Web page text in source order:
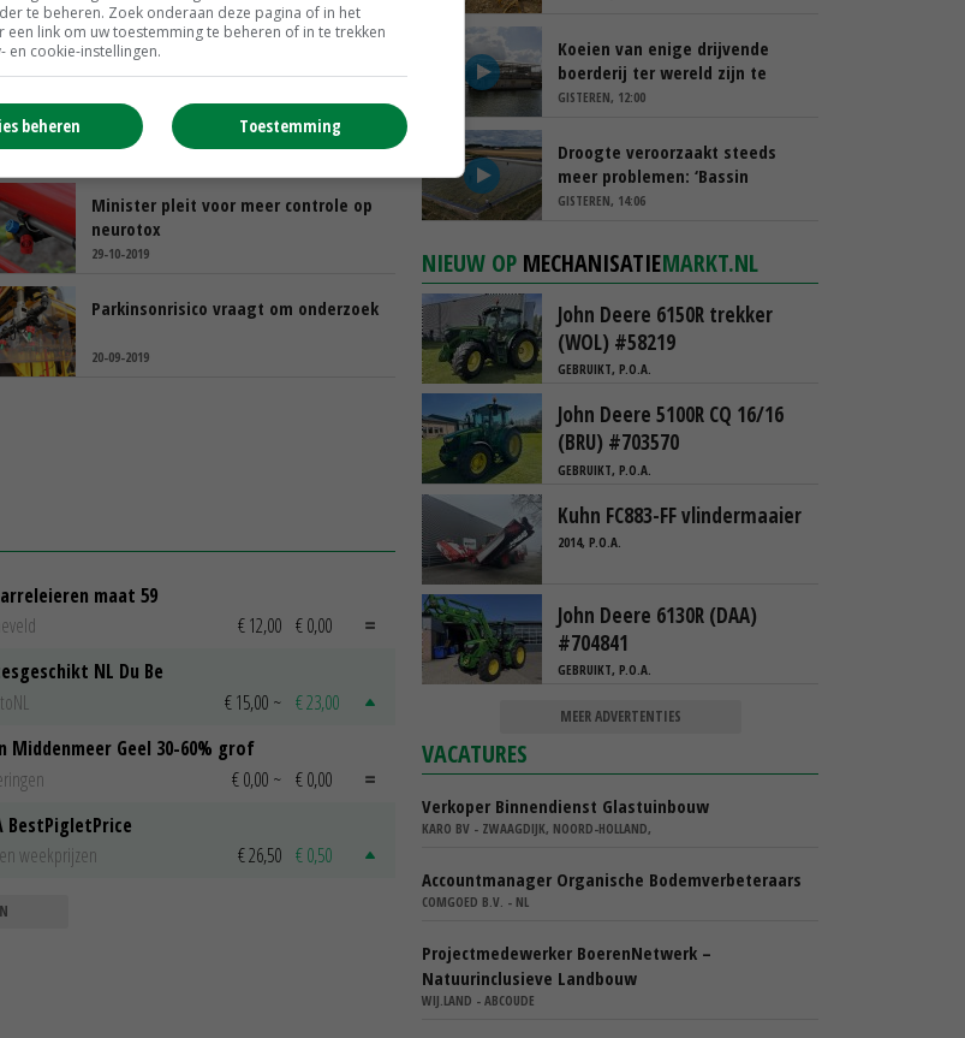
Minister pleit voor meer controle op
neurotox
29-10-2019
Parkinsonrisico vraagt om onderzoek
20-09-2019
maat 59
€ 12,00 € 0,00
NL Du Be
€ 15,00 ~ € 23,00
Middenmeer Geel 30-60% grof
€ 0,00 ~ € 0,00
BestPigletPrice
weekprijzen
€ 26,50 € 0,50
Koeien van enige drijvende
boerderij ter wereld zijn te
koop
GISTEREN, 12:00
Droogte veroorzaakt steeds
meer problemen: ‘Bassin
afgelopen week al leeg’
GISTEREN, 14:06
NIEUW OP MECHANISATIEMARKT.NL
John Deere 6150R trekker
(WOL) #58219
GEBRUIKT, P.O.A.
John Deere 5100R CQ 16/16
(BRU) #703570
GEBRUIKT, P.O.A.
Kuhn FC883-FF vlindermaaier
2014, P.O.A.
John Deere 6130R (DAA)
#704841
GEBRUIKT, P.O.A.
MEER ADVERTENTIES
VACATURES
Verkoper Binnendienst Glastuinbouw
KARO BV - ZWAAGDIJK, NOORD-HOLLAND,
Accountmanager Organische Bodemverbeteraars
COMGOED B.V. - NL
Projectmedewerker BoerenNetwerk –
Natuurinclusieve Landbouw
WIJ.LAND - ABCOUDE
te beheren. Zoek onderaan deze pagina of in het
een link om uw toestemming te beheren of in te trekken
en cookie-instellingen.
Toestemming
beheren